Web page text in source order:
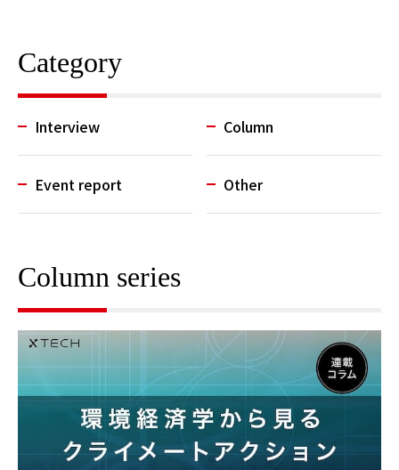
Category
Interview Column
Event report Other
Column series